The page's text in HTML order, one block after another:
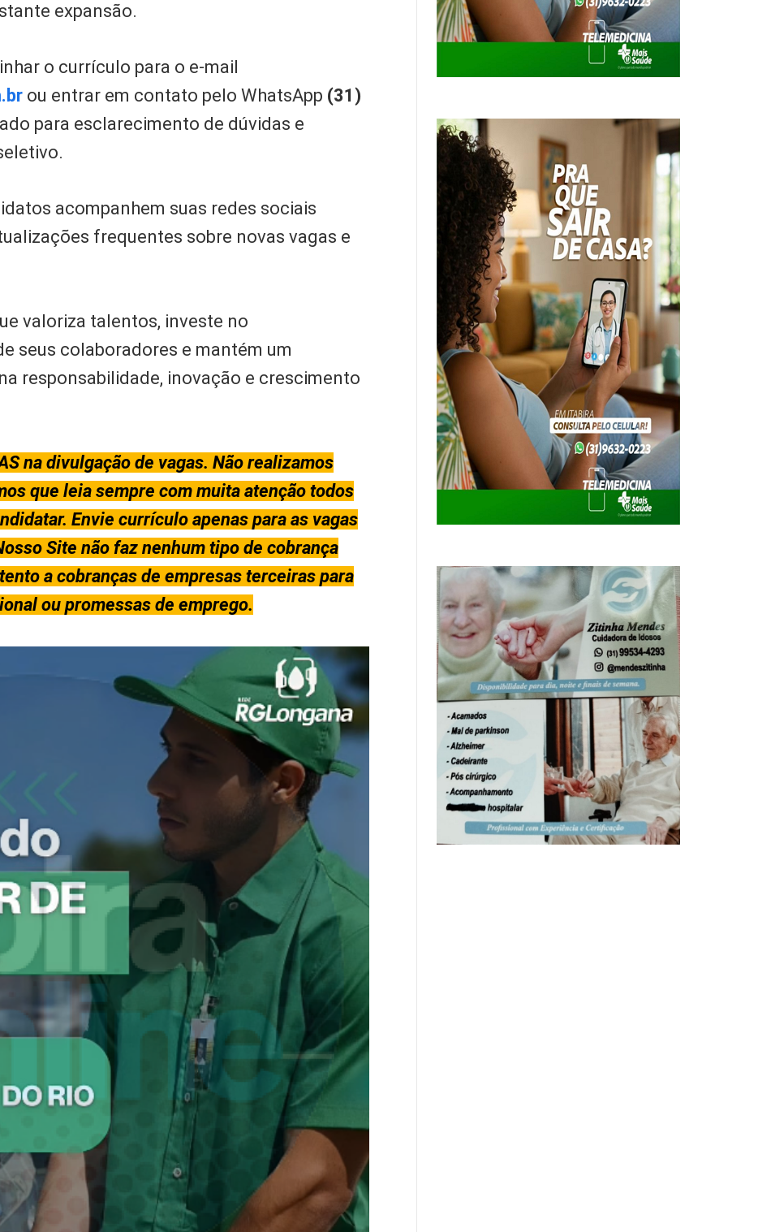
expansão.
o currículo para o e-mail
ou entrar em contato pelo WhatsApp (31)
para esclarecimento de dúvidas e
acompanhem suas redes sociais
frequentes sobre novas vagas e
valoriza talentos, investe no
seus colaboradores e mantém um
responsabilidade, inovação e crescimento
na divulgação de vagas. Não realizamos
que leia sempre com muita atenção todos
Envie currículo apenas para as vagas
Site não faz nenhum tipo de cobrança
a cobranças de empresas terceiras para
ou promessas de emprego.